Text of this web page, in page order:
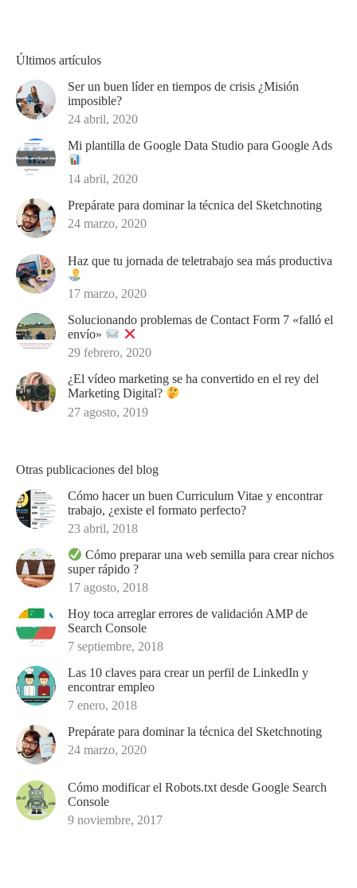
Últimos artículos
Ser un buen líder en tiempos de crisis ¿Misión
imposible?
24 abril, 2020
Mi plantilla de Google Data Studio para Google Ads
14 abril, 2020
Prepárate para dominar la técnica del Sketchnoting
24 marzo, 2020
Haz que tu jornada de teletrabajo sea más productiva
17 marzo, 2020
Solucionando problemas de Contact Form 7 «falló el
envío»
29 febrero, 2020
¿El vídeo marketing se ha convertido en el rey del
Marketing Digital?
27 agosto, 2019
Otras publicaciones del blog
Cómo hacer un buen Curriculum Vitae y encontrar
trabajo, ¿existe el formato perfecto?
23 abril, 2018
Cómo preparar una web semilla para crear nichos
super rápido ?
17 agosto, 2018
Hoy toca arreglar errores de validación AMP de
Search Console
7 septiembre, 2018
Las 10 claves para crear un perfil de LinkedIn y
encontrar empleo
7 enero, 2018
Prepárate para dominar la técnica del Sketchnoting
24 marzo, 2020
Cómo modificar el Robots.txt desde Google Search
Console
9 noviembre, 2017